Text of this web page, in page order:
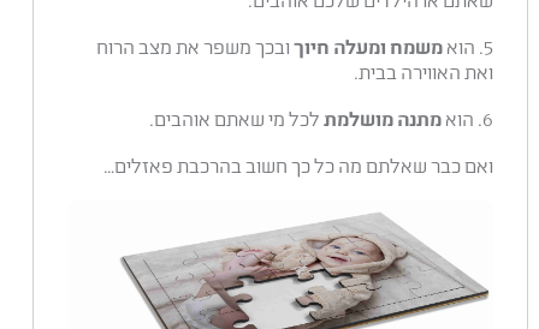
5. הוא
משמח ומעלה חיוךובכך משפר את מצב הרוח
ואת האווירה בבית.
6. הוא
מתנה מושלמתלכל מי שאתם אוהבים.
ואם כבר שאלתם מה כל כך חשוב בהרכבת פאזלים…